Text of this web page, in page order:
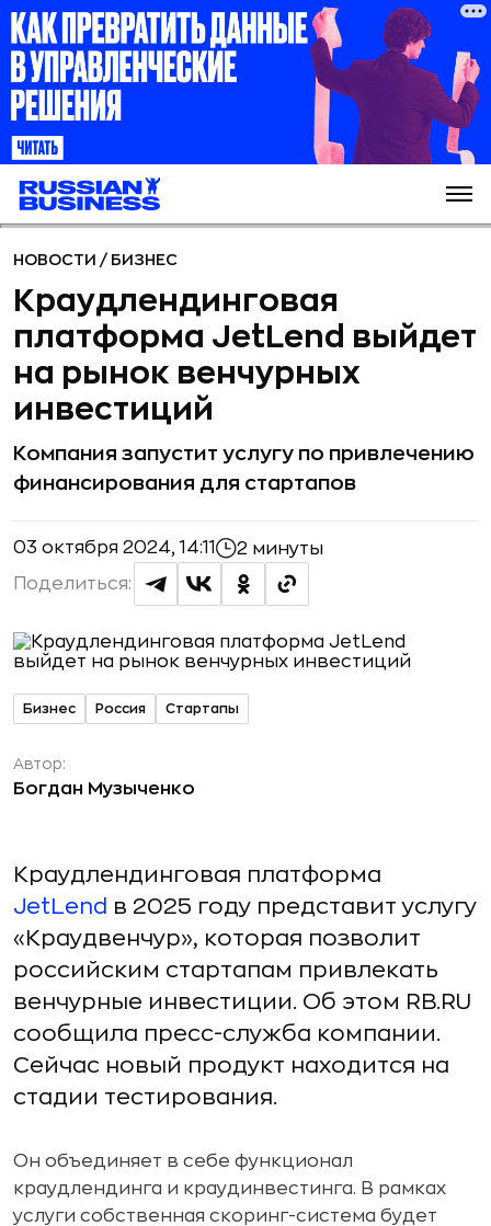
НОВОСТИ / БИЗНЕС
Краудлендинговая
платформа JetLend выйдет
на рынок венчурных
инвестиций
Компания запустит услугу по привлечению
финансирования для стартапов
03 октября 2024, 14:11 2 минуты
Поделиться:
Бизнес Россия Стартапы
Автор:
Богдан Музыченко
Краудлендинговая платформа
JetLend в 2025 году представит услугу
«Краудвенчур», которая позволит
российским стартапам привлекать
венчурные инвестиции. Об этом RB.RU
сообщила пресс-служба компании.
Сейчас новый продукт находится на
стадии тестирования.
Он объединяет в себе функционал
краудлендинга и краудинвестинга. В рамках
услуги собственная скоринг-система будет